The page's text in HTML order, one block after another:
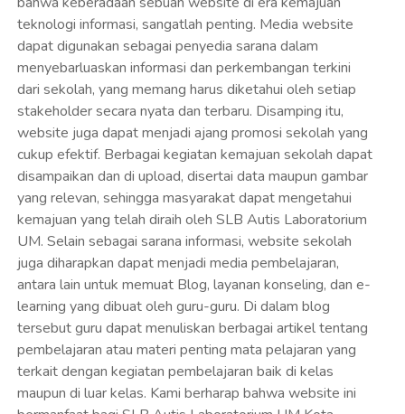
teknologi informasi, sangatlah penting. Media website
dapat digunakan sebagai penyedia sarana dalam
menyebarluaskan informasi dan perkembangan terkini
dari sekolah, yang memang harus diketahui oleh setiap
stakeholder secara nyata dan terbaru. Disamping itu,
website juga dapat menjadi ajang promosi sekolah yang
cukup efektif. Berbagai kegiatan kemajuan sekolah dapat
disampaikan dan di upload, disertai data maupun gambar
yang relevan, sehingga masyarakat dapat mengetahui
kemajuan yang telah diraih oleh SLB Autis Laboratorium
UM. Selain sebagai sarana informasi, website sekolah
juga diharapkan dapat menjadi media pembelajaran,
antara lain untuk memuat Blog, layanan konseling, dan e-
learning yang dibuat oleh guru-guru. Di dalam blog
tersebut guru dapat menuliskan berbagai artikel tentang
pembelajaran atau materi penting mata pelajaran yang
terkait dengan kegiatan pembelajaran baik di kelas
maupun di luar kelas. Kami berharap bahwa website ini